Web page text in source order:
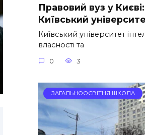
Правовий вуз у Києві:
Київський
Київський університет
власності та
0 3
ЗАГАЛЬНООСВІТНЯ ШКОЛА